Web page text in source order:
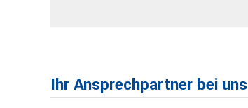
Ihr Ansprechpartner bei uns